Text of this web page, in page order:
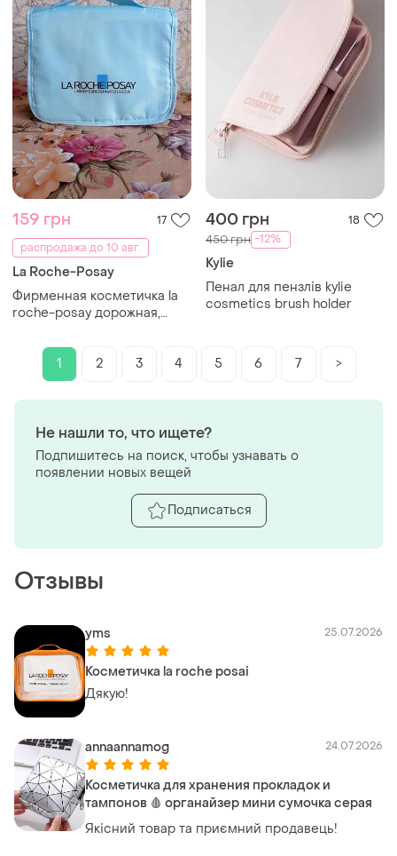
159 грн
17
распродажа до 10 авг.
La Roche-Posay
Фирменная косметичка la
roche-posay дорожная,
400 грн 18
450 грн -12%
Kylie
Пенал для пензлів kylie
cosmetics brush holder
1 2 3 4 5 6 7 >
Отзывы
yms 25.07.2026
Косметичка la roche posai
Дякую!
annaannamog 24.07.2026
Косметичка для хранения прокладок и
тампонов 🩸 органайзер мини сумочка серая
Якісний товар та приємний продавець!
Не нашли то, что ищете?
Подпишитесь на поиск, чтобы узнавать о
появлении новых вещей
Подписаться